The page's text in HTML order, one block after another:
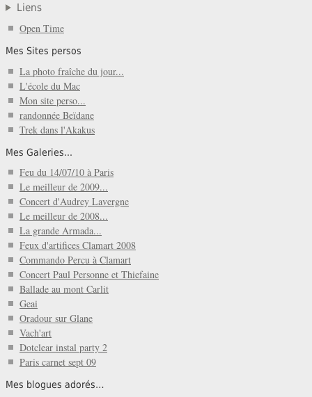
Liens
Open Time
Mes Sites persos
La photo fraîche du jour...
L'école du Mac
Mon site perso...
randonnée Beïdane
Trek dans l'Akakus
Mes Galeries...
Feu du 14/07/10 à Paris
Le meilleur de 2009...
Concert d'Audrey Lavergne
Le meilleur de 2008...
La grande Armada...
Feux d'artifices Clamart 2008
Commando Percu à Clamart
Concert Paul Personne et Thiefaine
Ballade au mont Carlit
Geai
Oradour sur Glane
Vach'art
Dotclear instal party 2
Paris carnet sept 09
Mes blogues adorés…